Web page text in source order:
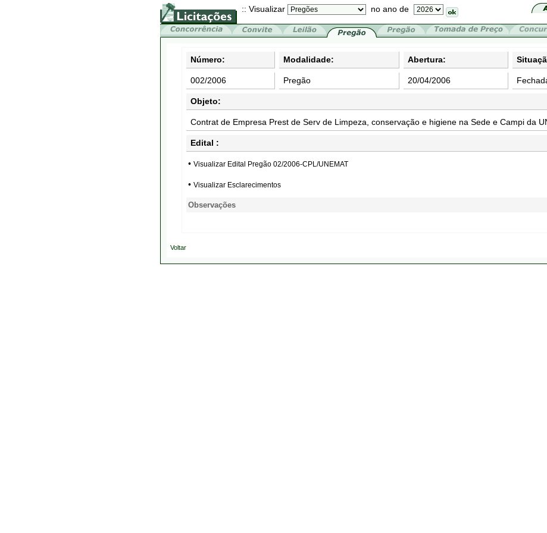
:: Visualizar no ano de
Número: Modalidade: Abertura:
002/2006 Pregão 20/04/2006
Objeto:
Contrat de Empresa Prest de Serv de Limpeza, conservação e higiene na Sede e Campi da
Edital :
• Visualizar Edital Pregão 02/2006-CPL/UNEMAT
• Visualizar Esclarecimentos
Observações
Voltar